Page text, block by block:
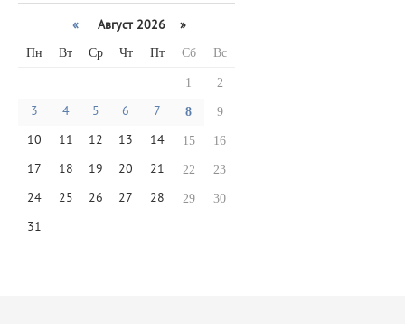
« Август 2026 »
Пн Вт Ср Чт Пт Сб Вс
1 2
3 4 5 6 7 8 9
10 11 12 13 14 15 16
17 18 19 20 21 22 23
24 25 26 27 28 29 30
31